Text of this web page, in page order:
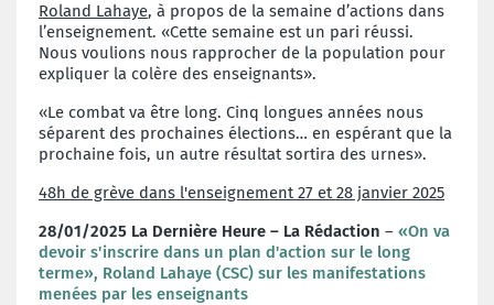
Roland Lahaye, à propos de la semaine d’actions dans
l’enseignement. «Cette semaine est un pari réussi.
Nous voulions nous rapprocher de la population pour
expliquer la colère des enseignants».
«Le combat va être long. Cinq longues années nous
séparent des prochaines élections… en espérant que la
prochaine fois, un autre résultat sortira des urnes».
48h de grève dans l'enseignement 27 et 28 janvier 2025
28/01/2025 La Dernière Heure – La Rédaction – «On va
devoir s'inscrire dans un plan d'action sur le long
terme», Roland Lahaye (CSC) sur les manifestations
menées par les enseignants